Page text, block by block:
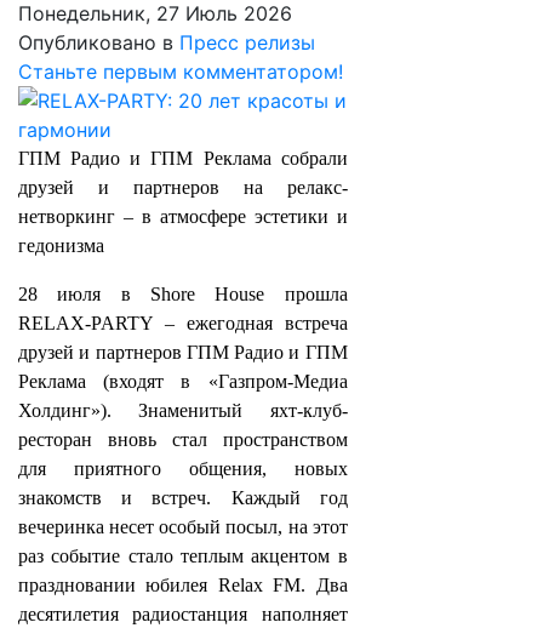
Понедельник, 27 Июль 2026
Опубликовано в Пресс релизы
Станьте первым комментатором!
ГПМ Радио и ГПМ Реклама собрали
друзей и партнеров на релакс-
нетворкинг – в атмосфере эстетики и
гедонизма
28 июля в Shore House прошла
RELAX‑PARTY – ежегодная встреча
друзей и партнеров ГПМ Радио и ГПМ
Реклама (входят в «Газпром-Медиа
Холдинг»). Знаменитый яхт-клуб-
ресторан вновь стал пространством
для приятного общения, новых
знакомств и встреч. Каждый год
вечеринка несет особый посыл, на этот
раз событие стало теплым акцентом в
праздновании юбилея Relax FM. Два
десятилетия радиостанция наполняет